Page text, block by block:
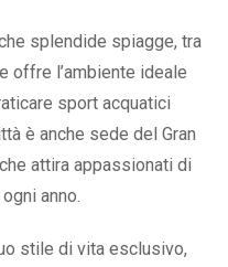
splendide spiagge, tra
offre l’ambiente ideale
sport acquatici
è anche sede del Gran
attira appassionati di
anno.
stile di vita esclusivo,